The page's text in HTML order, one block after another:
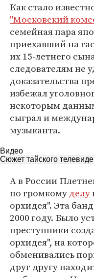
Как стало
"Московский
семейная пара
приехавший на
их 15-летнего
следователям не
доказательства
избежал
некоторым
сыграл и
музыканта.
Видео
Сюжет тайского
А в России
по громкомуделу
орхидея". Эта
2000 году. Было
преступники
орхидея", на
обменивались
друг другу